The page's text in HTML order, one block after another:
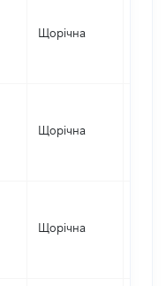
Щорічна
Щорічна
Щорічна